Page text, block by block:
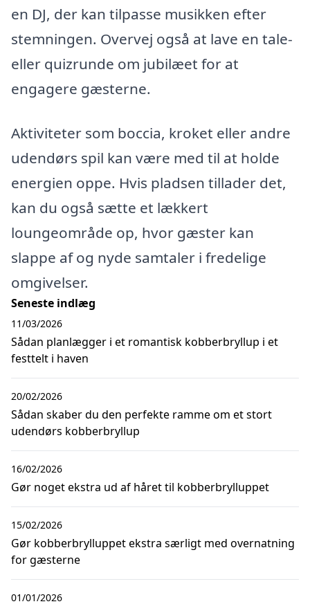
en DJ, der kan tilpasse musikken efter
stemningen. Overvej også at lave en tale-
eller quizrunde om jubilæet for at
engagere gæsterne.
Aktiviteter som boccia, kroket eller andre
udendørs spil kan være med til at holde
energien oppe. Hvis pladsen tillader det,
kan du også sætte et lækkert
loungeområde op, hvor gæster kan
slappe af og nyde samtaler i fredelige
omgivelser.
Seneste indlæg
Sådan planlægger i et romantisk kobberbryllup i et
festtelt i haven
11/03/2026
Sådan skaber du den perfekte ramme om et stort
udendørs kobberbryllup
20/02/2026
Gør noget ekstra ud af håret til kobberbrylluppet
16/02/2026
Gør kobberbrylluppet ekstra særligt med overnatning
for gæsterne
15/02/2026
01/01/2026